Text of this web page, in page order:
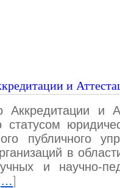
и
Аккредитации и
публичного
в
и научно-
…]